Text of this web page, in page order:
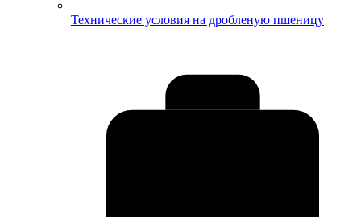
Технические условия на дробленую пшеницу